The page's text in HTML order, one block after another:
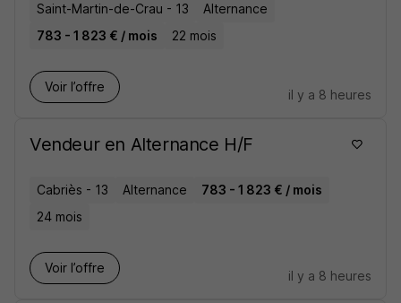
Saint-Martin-de-Crau - 13
Alternance
783 - 1 823 € / mois
22 mois
Voir l’offre
il y a 8 heures
Vendeur en Alternance H/F
Cabriès - 13 Alternance
783 - 1 823 € / mois
24 mois
Voir l’offre
il y a 8 heures